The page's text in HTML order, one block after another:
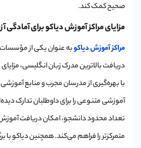
صحیح کمک کند.
مزایای مراکز آموزش دیاکو برای آمادگی
مراکز آموزش دیاکوبه عنوان یکی از مؤسسات
دریافت بالاترین مدرک زبان انگلیسی،
با بهره‌گیری از مدرسان مجرب و منابع آموزشی
آموزشی متنوعی را برای داوطلبان تدارک
تعداد محدود دانشجو، امکان دریافت
متمرکزتر را فراهم می‌کند. همچنین دیاکو با